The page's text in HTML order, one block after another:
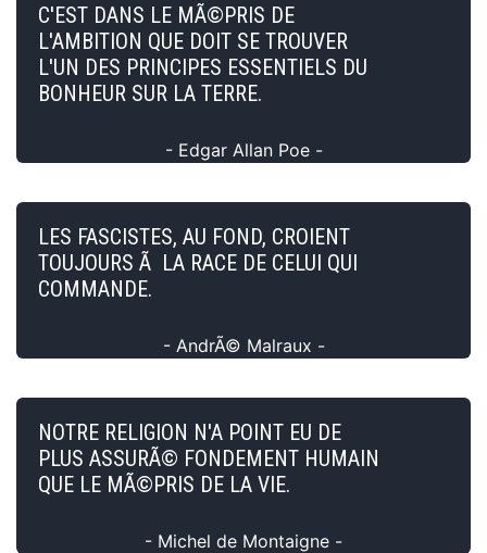
C'EST DANS LE MÃ©PRIS DE
L'AMBITION QUE DOIT SE TROUVER
L'UN DES PRINCIPES ESSENTIELS DU
BONHEUR SUR LA TERRE.
- Edgar Allan Poe -
LES FASCISTES, AU FOND, CROIENT
TOUJOURS Ã LA RACE DE CELUI QUI
COMMANDE.
- AndrÃ© Malraux -
NOTRE RELIGION N'A POINT EU DE
PLUS ASSURÃ© FONDEMENT HUMAIN
QUE LE MÃ©PRIS DE LA VIE.
- Michel de Montaigne -